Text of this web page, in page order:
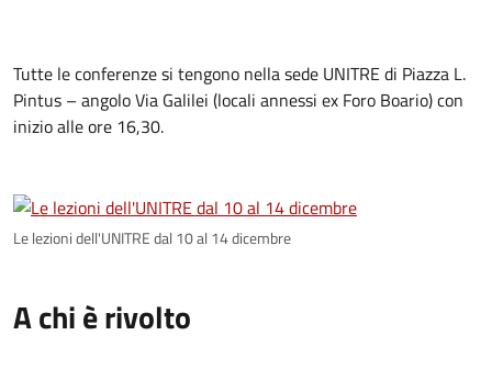
Tutte le conferenze si tengono nella sede UNITRE di Piazza L.
Pintus – angolo Via Galilei (locali annessi ex Foro Boario) con
inizio alle ore 16,30.
Le lezioni dell'UNITRE dal 10 al 14 dicembre
A chi è rivolto